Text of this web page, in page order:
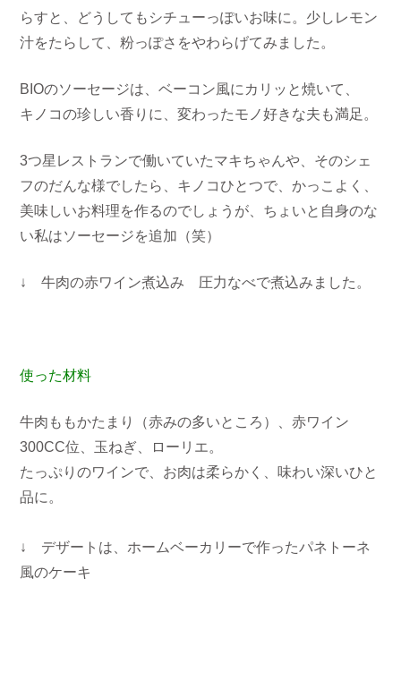
らすと、どうしてもシチューっぽいお味に。少しレモン
汁をたらして、粉っぽさをやわらげてみました。
BIOのソーセージは、ベーコン風にカリッと焼いて、
キノコの珍しい香りに、変わったモノ好きな夫も満足。
3つ星レストランで働いていたマキちゃんや、そのシェ
フのだんな様でしたら、キノコひとつで、かっこよく、
美味しいお料理を作るのでしょうが、ちょいと自身のな
い私はソーセージを追加（笑）
↓ 牛肉の赤ワイン煮込み 圧力なべで煮込みました。
使った材料
牛肉ももかたまり（赤みの多いところ）、赤ワイン
300CC位、玉ねぎ、ローリエ。
たっぷりのワインで、お肉は柔らかく、味わい深いひと
品に。
↓ デザートは、ホームベーカリーで作ったパネトーネ
風のケーキ